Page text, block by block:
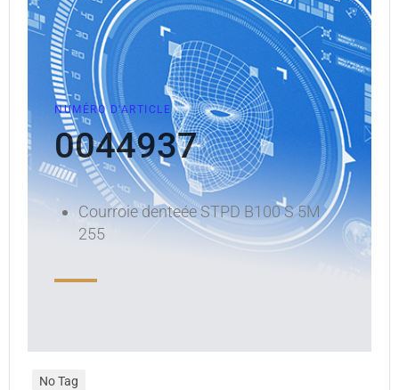
NUMÉRO D'ARTICLE
0044937
Courroie denteée STPD B100 S 5M
255
No Tag